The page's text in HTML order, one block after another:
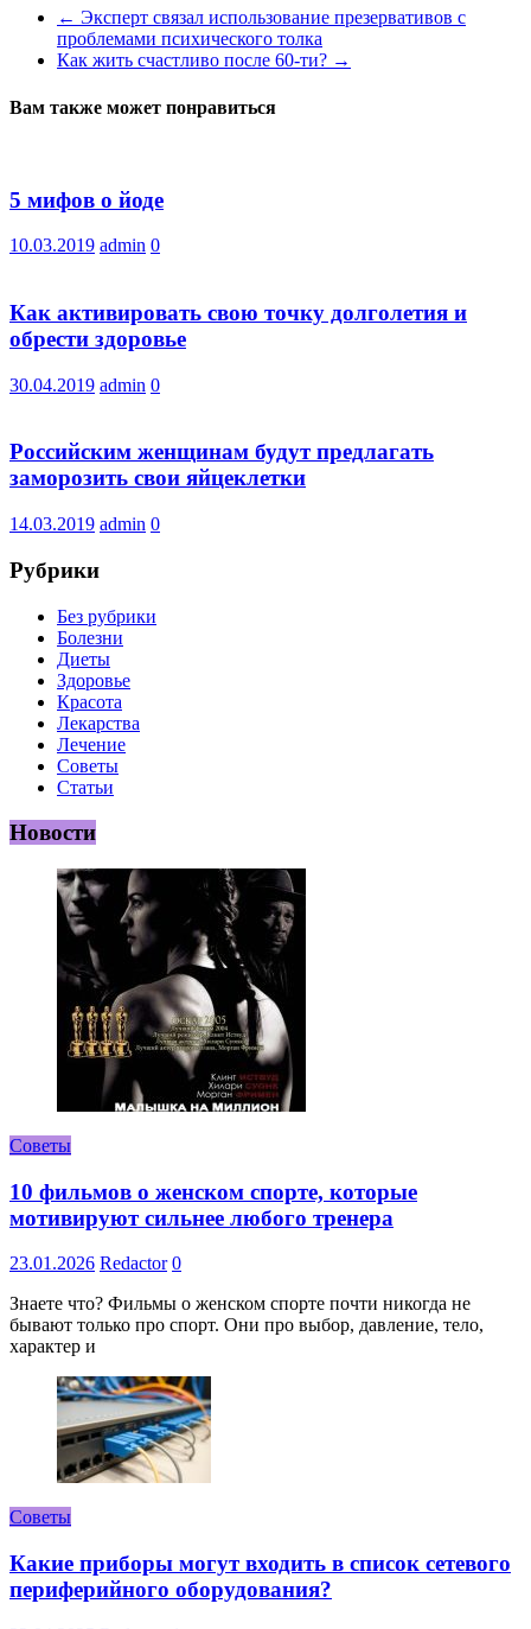
← Эксперт связал использование презервативов с
проблемами психического толка
Как жить счастливо после 60-ти? →
Вам также может понравиться
5 мифов о йоде
10.03.2019 admin 0
Как активировать свою точку долголетия и
обрести здоровье
30.04.2019 admin 0
Российским женщинам будут предлагать
заморозить свои яйцеклетки
14.03.2019 admin 0
Рубрики
Без рубрики
Болезни
Диеты
Здоровье
Красота
Лекарства
Лечение
Советы
Статьи
Новости
Советы
10 фильмов о женском спорте, которые
мотивируют сильнее любого тренера
23.01.2026 Redactor 0
Знаете что? Фильмы о женском спорте почти никогда не
бывают только про спорт. Они про выбор, давление, тело,
характер и
Советы
Какие приборы могут входить в список сетевого
периферийного оборудования?